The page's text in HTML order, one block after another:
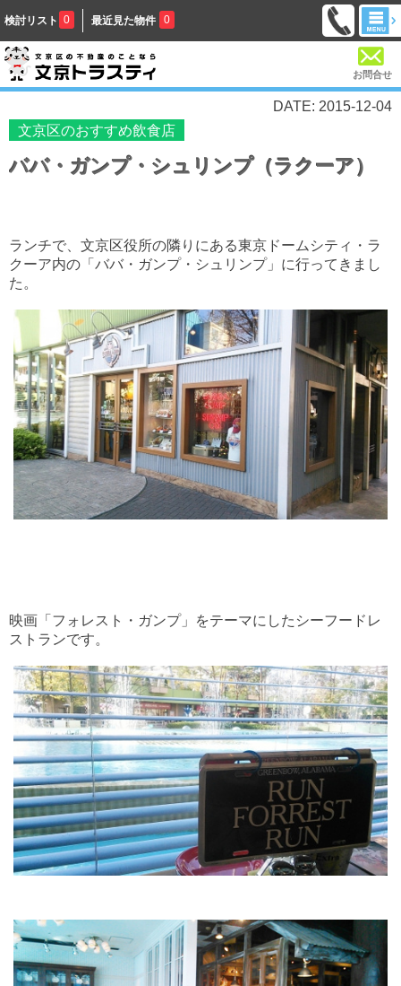
検討リスト 0 最近見た物件 0
お問合せ
DATE: 2015-12-04
文京区のおすすめ飲食店
ババ・ガンプ・シュリンプ（ラクーア）
ランチで、文京区役所の隣りにある東京ドームシティ・ラ
クーア内の「ババ・ガンプ・シュリンプ」に行ってきまし
た。
映画「フォレスト・ガンプ」をテーマにしたシーフードレ
ストランです。